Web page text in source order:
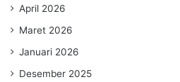
April 2026
Maret 2026
Januari 2026
Desember 2025